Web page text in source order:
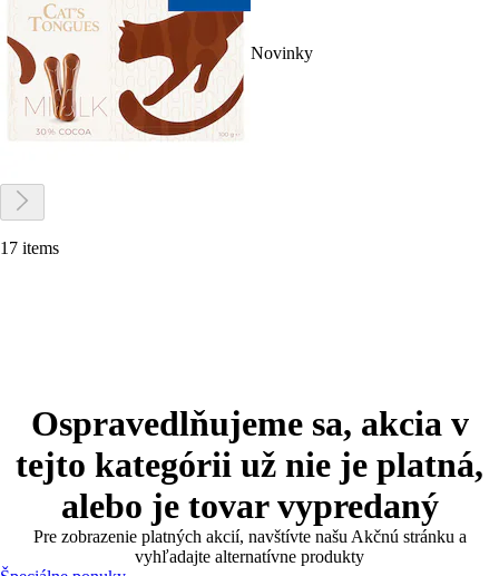
Novinky
17 items
Ospravedlňujeme sa, akcia v
tejto kategórii už nie je platná,
alebo je tovar vypredaný
Pre zobrazenie platných akcií, navštívte našu Akčnú stránku a
vyhľadajte alternatívne produkty